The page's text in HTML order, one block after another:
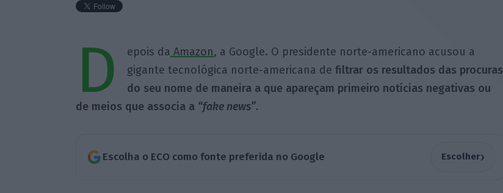
D epois da Amazon, a Google. O presidente norte-americano acusou a
gigante tecnológica norte-americana de filtrar os resultados das procuras
do seu nome de maneira a que apareçam primeiro notícias negativas ou
de meios que associa a “fake news”.
Escolha o ECO como fonte preferida no Google Escolher›